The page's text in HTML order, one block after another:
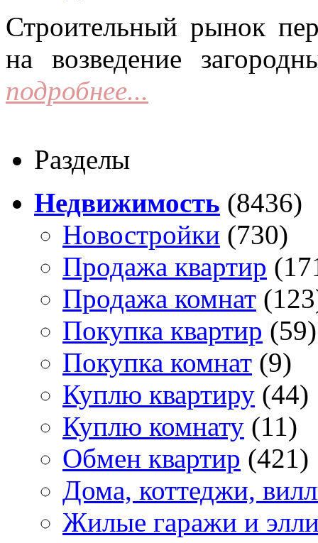
Строительный рынок
на возведение
подробнее...
Разделы
Недвижимость (8436)
Новостройки (730)
Продажа квартир
Продажа комнат
Покупка квартир (59)
Покупка комнат (9)
Куплю квартиру (44)
Куплю комнату (11)
Обмен квартир (421)
Дома, коттеджи,
Жилые гаражи и